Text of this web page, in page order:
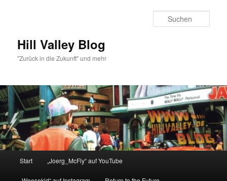
Hill Valley Blog
"Zurück in die Zukunft" und mehr
Start „Joerg_McFly“ auf YouTube